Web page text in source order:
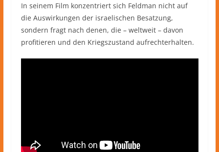
In seinem Film konzentriert sich Feldman nicht auf
die Auswirkungen der israelischen Besatzung,
sondern fragt nach denen, die – weltweit – davon
profitieren und den Kriegszustand aufrechterhalten.